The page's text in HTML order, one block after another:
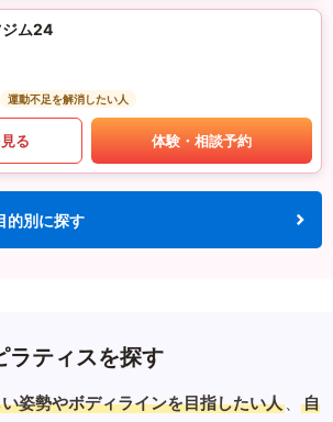
ジム24
運動不足を解消したい人
る 体験・相談予約
的別に探す
ラティスを探す
姿勢やボディラインを目指したい人 、
自